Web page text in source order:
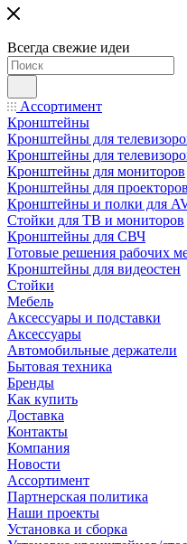
Всегда свежие идеи
Ассортимент
Кронштейны
Кронштейны для
Кронштейны для
Кронштейны для мониторов
Кронштейны для проекторов
Кронштейны и полки для
Стойки для ТВ и мониторов
Кронштейны для СВЧ
Готовые решения рабочих
Кронштейны для видеостен
Стойки
Мебель
Аксессуары и подставки
Аксессуары
Автомобильные держатели
Бытовая техника
Бренды
Как купить
Доставка
Контакты
Компания
Новости
Ассортимент
Партнерская политика
Наши проекты
Установка и сборка